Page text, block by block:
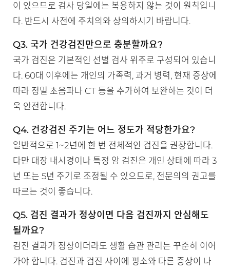
이 있으므로 검사 당일에는 복용하지 않는 것이 원칙입니
다. 반드시 사전에 주치의와 상의하시기 바랍니다.
Q3. 국가 건강검진만으로 충분할까요?
국가 검진은 기본적인 선별 검사 위주로 구성되어 있습니
다. 60대 이후에는 개인의 가족력, 과거 병력, 현재 증상에
따라 정밀 초음파나 CT 등을 추가하여 보완하는 것이 더
욱 안전합니다.
Q4. 건강검진 주기는 어느 정도가 적당한가요?
일반적으로 1~2년에 한 번 전체적인 검진을 권장합니다.
다만 대장 내시경이나 특정 암 검진은 개인 상태에 따라 3
년 또는 5년 주기로 조정될 수 있으므로, 전문의의 권고를
따르는 것이 좋습니다.
Q5. 검진 결과가 정상이면 다음 검진까지 안심해도
될까요?
검진 결과가 정상이더라도 생활 습관 관리는 꾸준히 이어
가야 합니다. 검진과 검진 사이에 평소와 다른 증상이 나